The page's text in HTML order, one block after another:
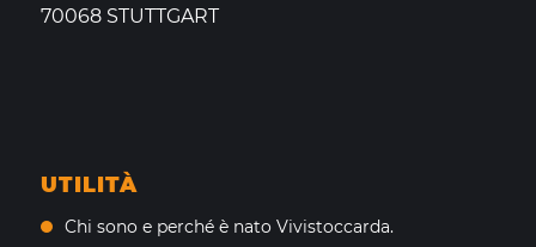
70068 STUTTGART
UTILITÀ
Chi sono e perché è nato Vivistoccarda.